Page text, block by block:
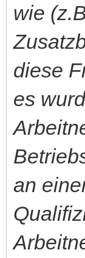
wie
diese
es
an